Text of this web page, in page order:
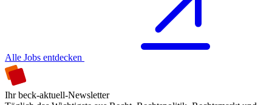
Alle Jobs entdecken
Ihr beck-aktuell-Newsletter